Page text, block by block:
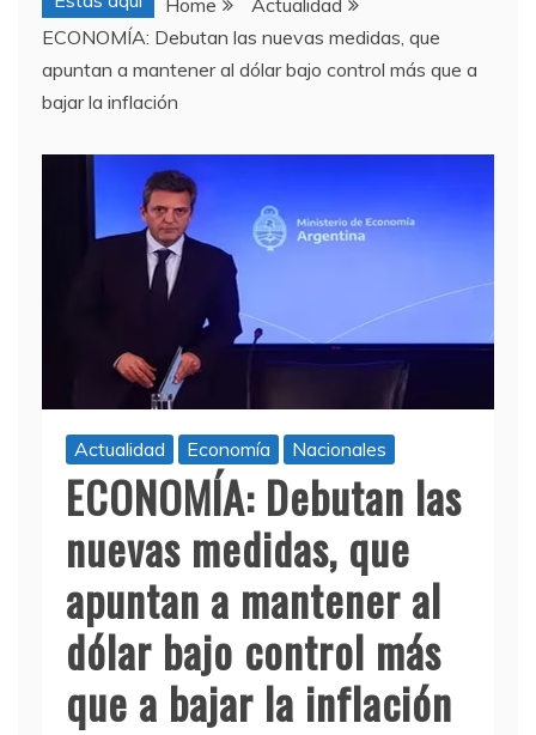
Home
Actualidad
ECONOMÍA: Debutan las nuevas medidas, que
apuntan a mantener al dólar bajo control más que a
bajar la inflación
Actualidad Economía Nacionales
ECONOMÍA: Debutan las
nuevas medidas, que
apuntan a mantener al
dólar bajo control más
que a bajar la inflación